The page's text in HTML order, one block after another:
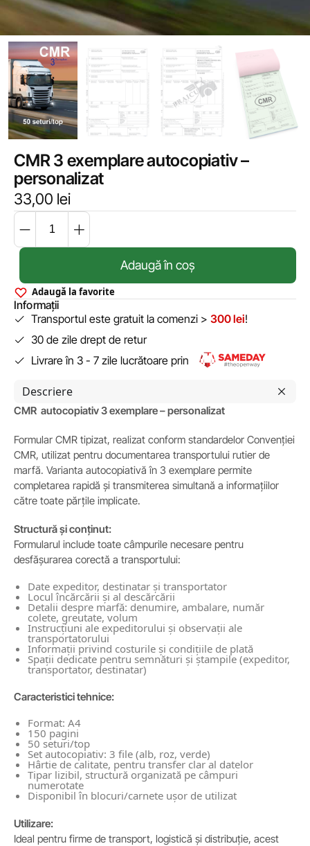
CMR 3 exemplare autocopiativ –
personalizat
33,00 lei
Adaugă în coș
Adaugă la favorite
Informații
Transportul este gratuit la comenzi > 300 lei!
30 de zile drept de retur
Livrare în 3 - 7 zile lucrătoare prin
Descriere
CMR autocopiativ 3 exemplare – personalizat
Formular CMR tipizat, realizat conform standardelor Convenției
CMR, utilizat pentru documentarea transportului rutier de
marfă. Varianta autocopiativă în 3 exemplare permite
completarea rapidă și transmiterea simultană a informațiilor
către toate părțile implicate.
Structură și conținut:
Formularul include toate câmpurile necesare pentru
desfășurarea corectă a transportului:
Date expeditor, destinatar și transportator
Locul încărcării și al descărcării
Detalii despre marfă: denumire, ambalare, număr
colete, greutate, volum
Instrucțiuni ale expeditorului și observații ale
transportatorului
Informații privind costurile și condițiile de plată
Spații dedicate pentru semnături și ștampile (expeditor,
transportator, destinatar)
Caracteristici tehnice:
Format: A4
150 pagini
50 seturi/top
Set autocopiativ: 3 file (alb, roz, verde)
Hârtie de calitate, pentru transfer clar al datelor
Tipar lizibil, structură organizată pe câmpuri
numerotate
Disponibil în blocuri/carnete ușor de utilizat
Utilizare:
Ideal pentru firme de transport, logistică și distribuție, acest